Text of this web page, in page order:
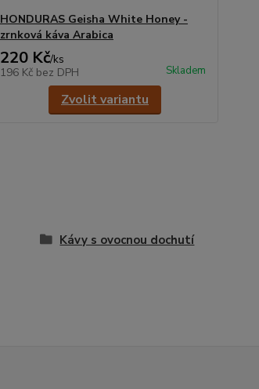
HONDURAS Geisha White Honey -
zrnková káva Arabica
220 Kč/ks
196 Kč bez DPH Skladem
Zvolit variantu
Kávy s ovocnou dochutí